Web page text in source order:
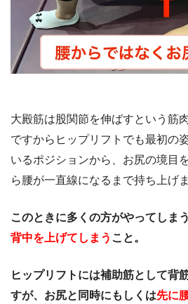
大殿筋は股関節を伸ばすという筋
ですからヒップリフトでも最初の
いるポジションから、お尻の境目
ら腰が一直線になるまで持ち上げま
このときに多くの方がやってしま
背中を上げてしまう こと。
ヒップリフトには補助筋として背
すが、お尻と同時にもしくは先に